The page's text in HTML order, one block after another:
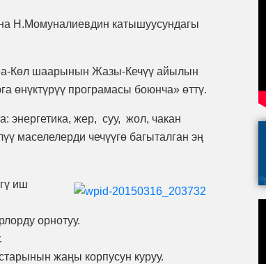
Н.Момуналиевдин катышуусундагы
Көл шаарынын Жазы-Кечүү айылын
өнүктүрүү програмасы боюнча» өттү.
энергетика, жер, суу, жол, чакан
маселелерди чечүүгө багыталган эң
иш
орнотуу.
жаңы корпусун куруу.